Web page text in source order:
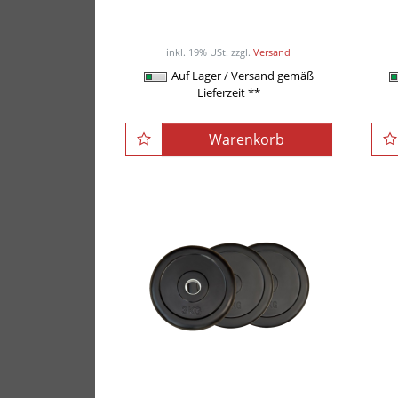
inkl. 19% USt. zzgl.Versand
Auf Lager / Versand gemäß
Lieferzeit **
Warenkorb